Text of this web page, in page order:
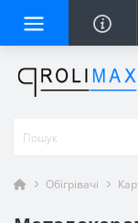
Обігрівачі